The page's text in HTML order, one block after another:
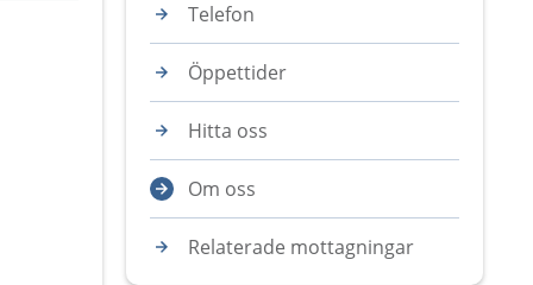
Telefon
Öppettider
Hitta oss
Om oss
Relaterade mottagningar